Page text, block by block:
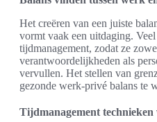
Het creëren van een juiste
vormt vaak een uitdaging.
tijdmanagement, zodat ze
verantwoordelijkheden als
vervullen. Het stellen van
gezonde werk-privé balans te
Tijdmanagement technieken